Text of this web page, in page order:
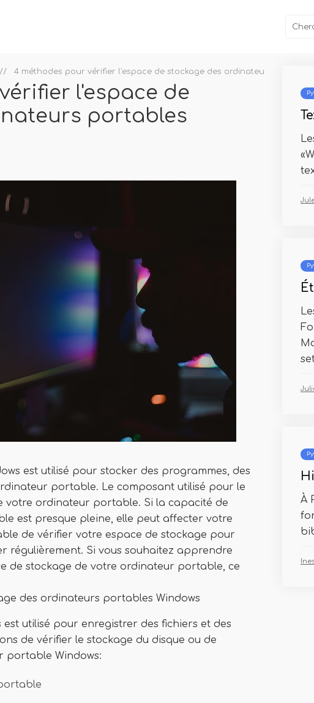
4 méthodes pour vérifier l'espace de stockage des ordinateurs portables
l'espace de
portables
est utilisé pour stocker des programmes, des
portable. Le composant utilisé pour le
votre ordinateur portable. Si la capacité de
est presque pleine, elle peut affecter votre
de vérifier votre espace de stockage pour
Si vous souhaitez apprendre
de stockage de votre ordinateur portable, ce
des ordinateurs portables Windows
utilisé pour enregistrer des fichiers et des
de vérifier le stockage du disque ou de
portable Windows:
À